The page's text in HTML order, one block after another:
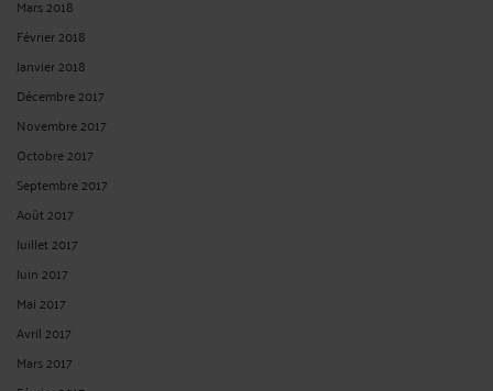
Mars 2018
Février 2018
Janvier 2018
Décembre 2017
Novembre 2017
Octobre 2017
Septembre 2017
Août 2017
Juillet 2017
Juin 2017
Mai 2017
Avril 2017
Mars 2017